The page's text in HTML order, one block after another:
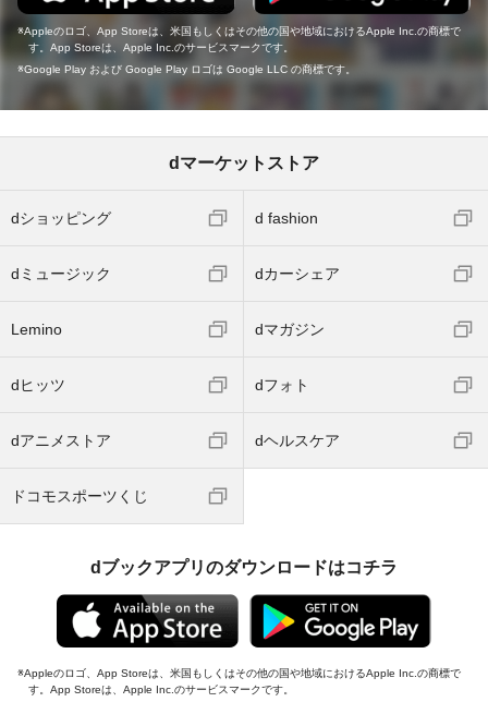
Appleのロゴ、App Storeは、米国もしくはその他の国や地域におけるApple Inc.の商標で
す。App Storeは、Apple Inc.のサービスマークです。
Google Play および Google Play ロゴは Google LLC の商標です。
dマーケットストア
dショッピング d fashion
dミュージック dカーシェア
Lemino dマガジン
dヒッツ dフォト
dアニメストア dヘルスケア
ドコモスポーツくじ
dブックアプリのダウンロードはコチラ
Appleのロゴ、App Storeは、米国もしくはその他の国や地域におけるApple Inc.の商標で
す。App Storeは、Apple Inc.のサービスマークです。